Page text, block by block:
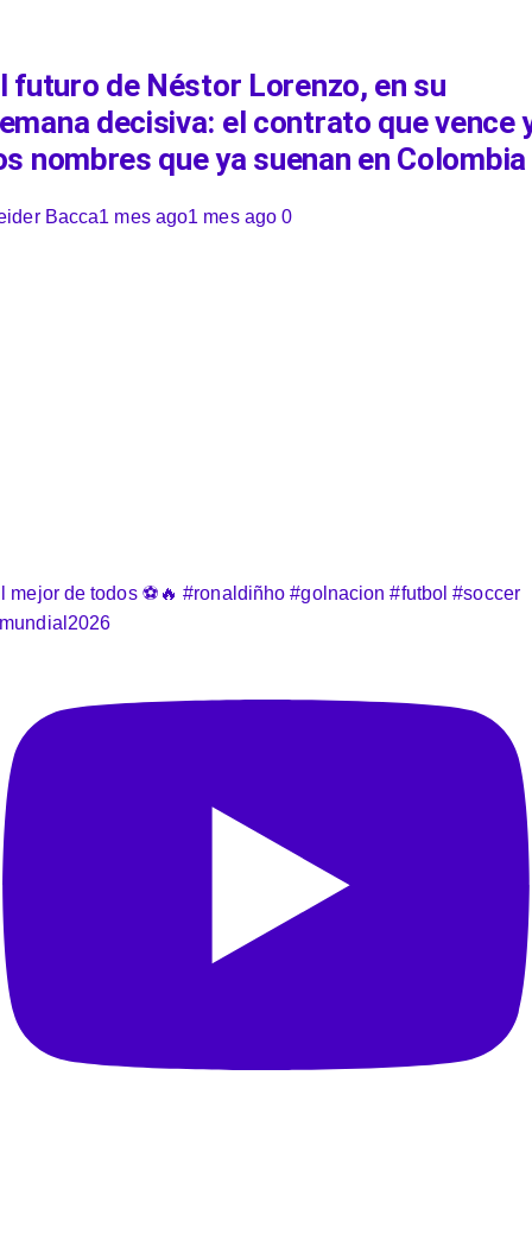
futuro de Néstor Lorenzo, en su
decisiva: el contrato que vence
nombres que ya suenan en Colombia
Bacca1 mes ago1 mes ago 0
mejor de todos ⚽️🔥 #ronaldiñho #golnacion #futbol #soccer